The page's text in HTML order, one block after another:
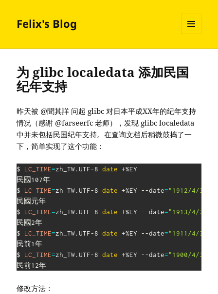
Felix's Blog
AND
为 glibc localedata 添加民国
纪年支持
昨天被 @聞其詳 问起 glibc 对日本平成XX年的纪年支持
情况（感谢 @farseerfc 老师），发现 glibc localedata
中并未包括民国纪年支持。在查询文档后稍微鼓捣了一
下，简单实现了这个功能：
$ LC_TIME=zh_TW.UTF-8 date +%EY
民國107年
$ LC_TIME=zh_TW.UTF-8 date +%EY --date="1912/4/3"
民國元年
$ LC_TIME=zh_TW.UTF-8 date +%EY --date="1913/4/3"
民國2年
$ LC_TIME=zh_TW.UTF-8 date +%EY --date="1911/4/3"
民前1年
$ LC_TIME=zh_TW.UTF-8 date +%EY --date="1900/4/3"
修改方法：